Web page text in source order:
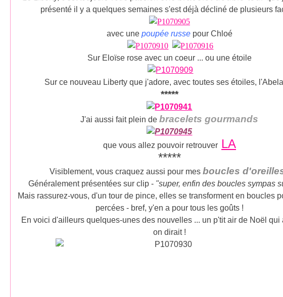
présenté il y a quelques semaines s'est déjà décliné de plusieurs
avec une poupée russe pour Chloé
Sur Eloïse rose avec un coeur ... ou une étoile
Sur ce nouveau Liberty que j'adore, avec toutes ses étoiles,
*****
J'ai aussi fait plein debracelets gourmands
que vous allez pouvoir retrouver LA
*****
Visiblement, vous craquez aussi pour mes boucles
Généralement présentées sur clip - "super, enfin des boucles sympas
Mais rassurez-vous, d'un tour de pince, elles se transforment en boucles
percées - bref, y'en a pour tous les goûts !
En voici d'ailleurs quelques-unes des nouvelles ... un p'tit air de Noël qui
on dirait !